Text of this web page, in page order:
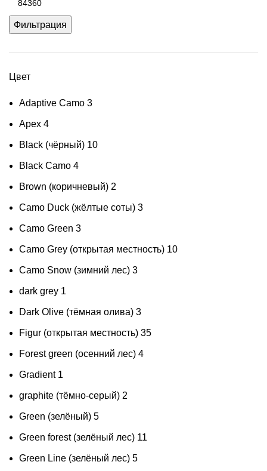
Фильтрация
Цвет
Adaptive Camo 3
Apex 4
Black (чёрный) 10
Black Camo 4
Brown (коричневый) 2
Camo Duck (жёлтые соты) 3
Camo Green 3
Camo Grey (открытая местность) 10
Camo Snow (зимний лес) 3
dark grey 1
Dark Olive (тёмная олива) 3
Figur (открытая местность) 35
Forest green (осенний лес) 4
Gradient 1
graphite (тёмно-серый) 2
Green (зелёный) 5
Green forest (зелёный лес) 11
Green Line (зелёный лес) 5